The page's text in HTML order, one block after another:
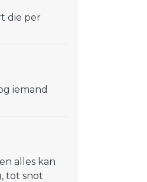
die per
iemand
alles kan
tot snot